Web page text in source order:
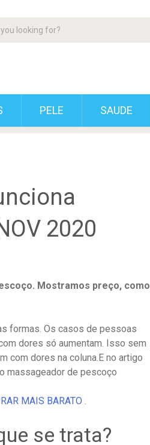
PELE SAUDE
2020
Mostramos preço, como
formas. Os casos de pessoas
dores só aumentam. Isso sem
com dores na coluna.E no artigo
massageador de pescoço
MAIS BARATO .
se trata?